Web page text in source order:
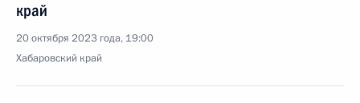
край
20 октября 2023 года, 19:00
Хабаровский край